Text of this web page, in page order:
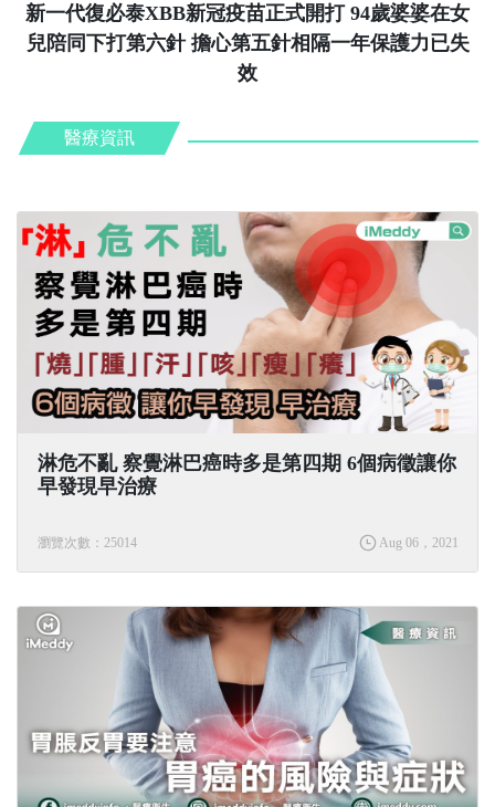
新一代復必泰XBB新冠疫苗正式開打 94歲婆婆在女
兒陪同下打第六針 擔心第五針相隔一年保護力已失
效
醫療資訊
淋危不亂 察覺淋巴癌時多是第四期 6個病徵讓你
早發現早治療
瀏覽次數：25014 Aug 06，2021